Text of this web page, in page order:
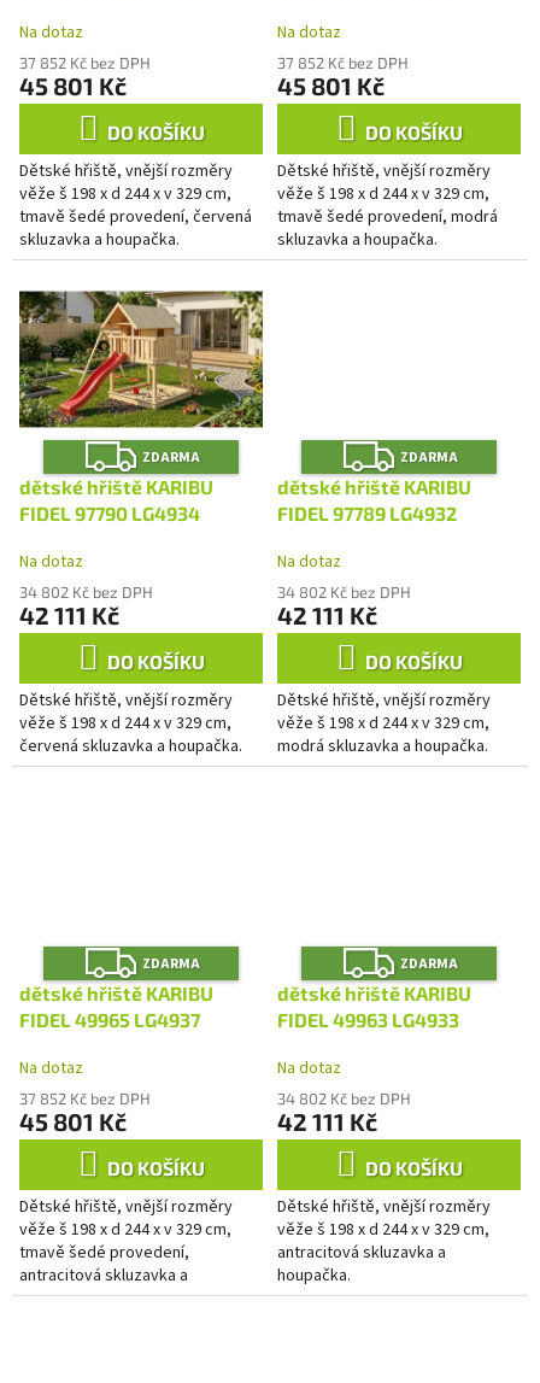
t
ů
Na dotaz
37 852 Kč bez DPH
45 801 Kč
DO KOŠÍKU
Dětské hřiště, vnější rozměry
věže š 198 x d 244 x v 329 cm,
tmavě šedé provedení, červená
skluzavka a houpačka.
Na dotaz
37 852 Kč bez DPH
45 801 Kč
DO KOŠÍKU
Dětské hřiště, vnější rozměry
věže š 198 x d 244 x v 329 cm,
tmavě šedé provedení, modrá
skluzavka a houpačka.
Z
D
A
R
M
ZDARMA
dětské hřiště KARIBU
FIDEL 97790 LG4934
Na dotaz
34 802 Kč bez DPH
42 111 Kč
DO KOŠÍKU
Dětské hřiště, vnější rozměry
věže š 198 x d 244 x v 329 cm,
červená skluzavka a houpačka.
Z
D
A
R
M
ZDARMA
dětské hřiště KARIBU
FIDEL 97789 LG4932
Na dotaz
34 802 Kč bez DPH
42 111 Kč
DO KOŠÍKU
Dětské hřiště, vnější rozměry
věže š 198 x d 244 x v 329 cm,
modrá skluzavka a houpačka.
Z
D
A
R
M
ZDARMA
dětské hřiště KARIBU
FIDEL 49965 LG4937
Na dotaz
37 852 Kč bez DPH
45 801 Kč
DO KOŠÍKU
Dětské hřiště, vnější rozměry
věže š 198 x d 244 x v 329 cm,
tmavě šedé provedení,
antracitová skluzavka a
houpačka.
Z
D
A
R
M
ZDARMA
dětské hřiště KARIBU
FIDEL 49963 LG4933
Na dotaz
34 802 Kč bez DPH
42 111 Kč
DO KOŠÍKU
Dětské hřiště, vnější rozměry
věže š 198 x d 244 x v 329 cm,
antracitová skluzavka a
houpačka.